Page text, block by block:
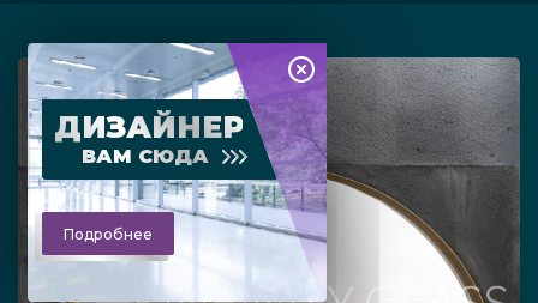
ДИЗАЙНЕР
ВАМ СЮДА
Подробнее